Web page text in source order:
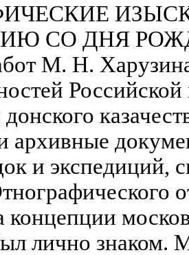
СО ДНЯ
М. Н.
архивные
и экспедиций,
концепции
лично знаком.